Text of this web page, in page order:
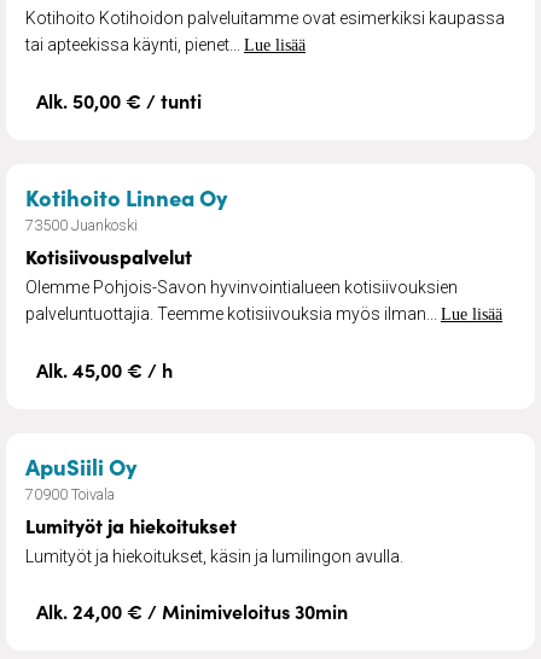
Kotihoito Kotihoidon palveluitamme ovat esimerkiksi kaupassa
tai apteekissa käynti, pienet... Lue lisää
Alk. 50,00 € / tunti
Kotihoito Linnea Oy– Kotisiivouspalvelut
73500 Juankoski
Kotisiivouspalvelut
Olemme Pohjois-Savon hyvinvointialueen kotisiivouksien
palveluntuottajia. Teemme kotisiivouksia myös ilman... Lue lisää
Alk. 45,00 € / h
ApuSiili Oy– Lumityöt ja hiekoitukset
70900 Toivala
Lumityöt ja hiekoitukset
Lumityöt ja hiekoitukset, käsin ja lumilingon avulla.
Alk. 24,00 € / Minimiveloitus 30min